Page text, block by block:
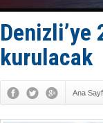
Denizli’ye
kurulacak
Ana